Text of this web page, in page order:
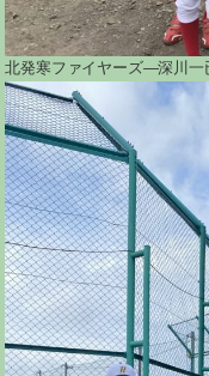
北発寒ファイヤーズ―深川一